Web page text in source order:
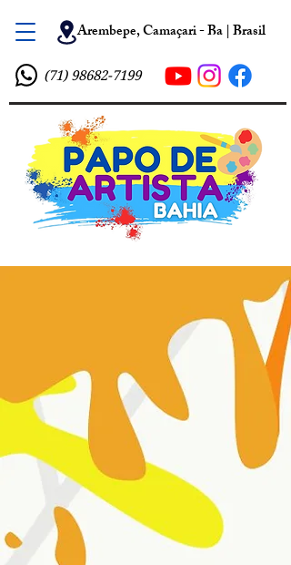
Arembepe, Camaçari - Ba | Brasil
(71) 98682-7199